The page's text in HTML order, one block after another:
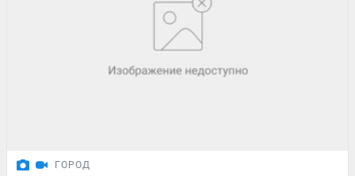
ГОРОД